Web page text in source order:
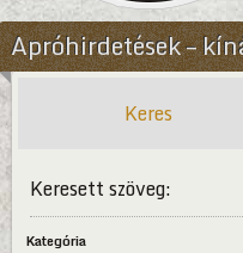
Apróhirdetések –
Keres
Keresett szöveg:
Kategória